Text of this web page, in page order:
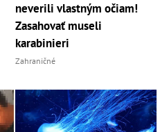
neverili vlastným očiam!
Zasahovať museli
karabinieri
Zahraničné